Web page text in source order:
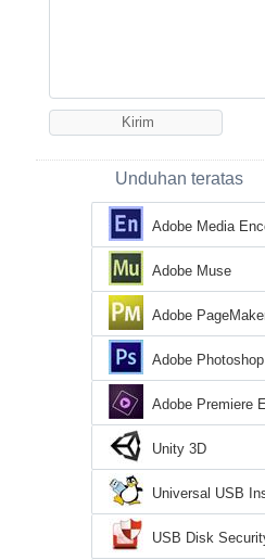
Unduhan teratas
Adobe Media
Adobe Muse
Adobe
Adobe
Adobe Premiere
Unity 3D
Universal USB
USB Disk